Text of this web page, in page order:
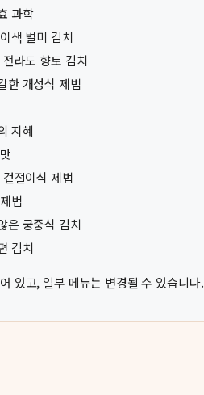
과학
색 별미 김치
라도 향토 김치
한 개성식 제법
지혜
절이식 제법
법
은 궁중식 김치
김치
있고, 일부 메뉴는 변경될 수 있습니다.